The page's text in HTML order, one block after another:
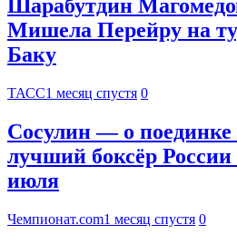
Шарабутдин
Мишела Перейру на
Баку
ТАСС1 месяц спустя 0
Сосулин — о
лучший боксёр России
июля
Чемпионат.com1 месяц спустя 0